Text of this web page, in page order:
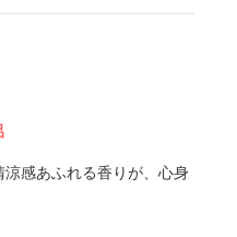
感あふれる香りが、心身